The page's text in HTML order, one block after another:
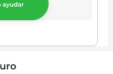
ayudar